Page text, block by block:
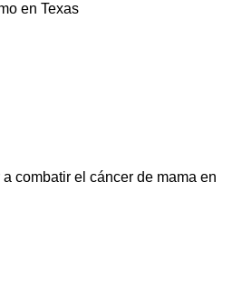
en Texas
combatir el cáncer de mama en